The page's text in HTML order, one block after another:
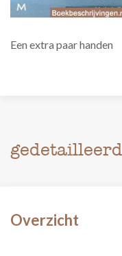
Een extra paar handen
Overzicht